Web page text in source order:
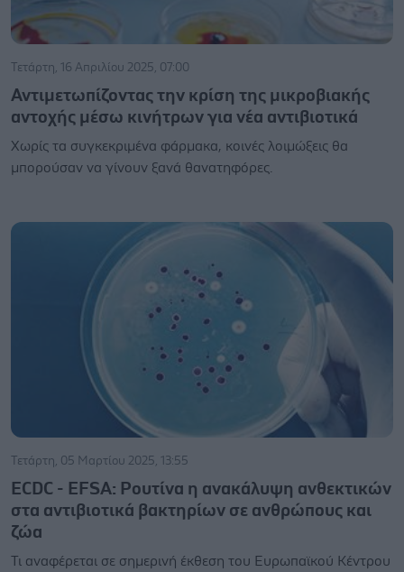
Τετάρτη, 16 Απριλίου 2025, 07:00
Αντιμετωπίζοντας την κρίση της μικροβιακής
αντοχής μέσω κινήτρων για νέα αντιβιοτικά
Χωρίς τα συγκεκριμένα φάρμακα, κοινές λοιμώξεις θα
μπορούσαν να γίνουν ξανά θανατηφόρες.
Τετάρτη, 05 Μαρτίου 2025, 13:55
ECDC - EFSA: Ρουτίνα η ανακάλυψη ανθεκτικών
στα αντιβιοτικά βακτηρίων σε ανθρώπους και
ζώα
Τι αναφέρεται σε σημερινή έκθεση του Ευρωπαϊκού Κέντρου